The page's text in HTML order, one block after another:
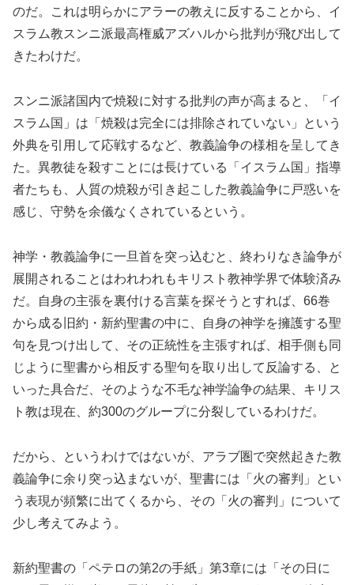
のだ。これは明らかにアラーの教えに反することから、イ
スラム教スンニ派最高権威アズハルから批判が飛び出して
きたわけだ。
スンニ派諸国内で焼殺に対する批判の声が高まると、「イ
スラム国」は「焼殺は完全には排除されていない」という
外典を引用して応戦するなど、教義論争の様相を呈してき
た。異教徒を殺すことには長けている「イスラム国」指導
者たちも、人質の焼殺が引き起こした教義論争に戸惑いを
感じ、守勢を余儀なくされているという。
神学・教義論争に一旦首を突っ込むと、終わりなき論争が
展開されることはわれわれもキリスト教神学界で体験済み
だ。自身の主張を裏付ける言葉を探そうとすれば、66巻
から成る旧約・新約聖書の中に、自身の神学を擁護する聖
句を見つけ出して、その正統性を主張すれば、相手側も同
じように聖書から相反する聖句を取り出して反論する、と
いった具合だ、そのような不毛な神学論争の結果、キリス
ト教は現在、約300のグループに分裂しているわけだ。
だから、というわけではないが、アラブ圏で突然起きた教
義論争に余り突っ込まないが、聖書には「火の審判」とい
う表現が頻繁に出てくるから、その「火の審判」について
少し考えてみよう。
新約聖書の「ペテロの第2の手紙」第3章には「その日に